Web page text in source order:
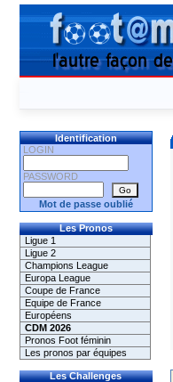
Identification
LOGIN
PASSWORD
Mot de passe oublié
Les Pronos
Ligue 1
Ligue 2
Champions League
Europa League
Coupe de France
Equipe de France
Européens
CDM 2026
Pronos Foot féminin
Les pronos par équipes
Les Challenges